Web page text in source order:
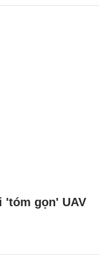
'tóm gọn' UAV